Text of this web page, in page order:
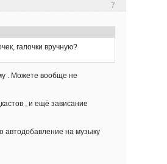
7
галочки вручную?
. Можете вообще не
, и ещё зависание
автодобавление на музыку